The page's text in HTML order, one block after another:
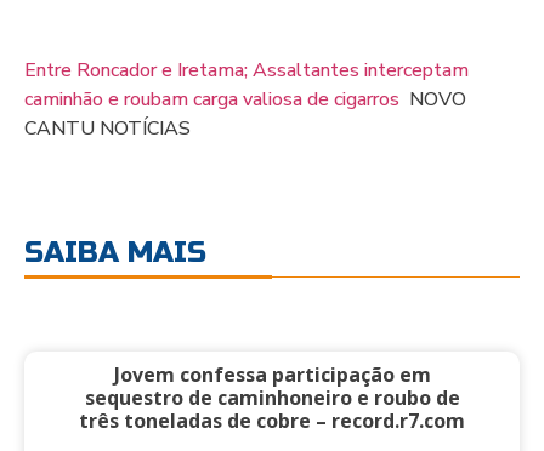
Entre Roncador e Iretama; Assaltantes interceptam
caminhão e roubam carga valiosa de cigarros NOVO
CANTU NOTÍCIAS
SAIBA MAIS
Jovem confessa participação em
sequestro de caminhoneiro e roubo de
três toneladas de cobre – record.r7.com